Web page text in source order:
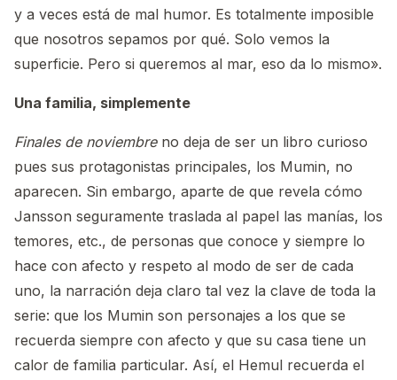
y a veces está de mal humor. Es totalmente imposible
que nosotros sepamos por qué. Solo vemos la
superficie. Pero si queremos al mar, eso da lo mismo».
Una familia, simplemente
Finales de noviembreno deja de ser un libro curioso
pues sus protagonistas principales, los Mumin, no
aparecen. Sin embargo, aparte de que revela cómo
Jansson seguramente traslada al papel las manías, los
temores, etc., de personas que conoce y siempre lo
hace con afecto y respeto al modo de ser de cada
uno, la narración deja claro tal vez la clave de toda la
serie: que los Mumin son personajes a los que se
recuerda siempre con afecto y que su casa tiene un
calor de familia particular. Así, el Hemul recuerda el